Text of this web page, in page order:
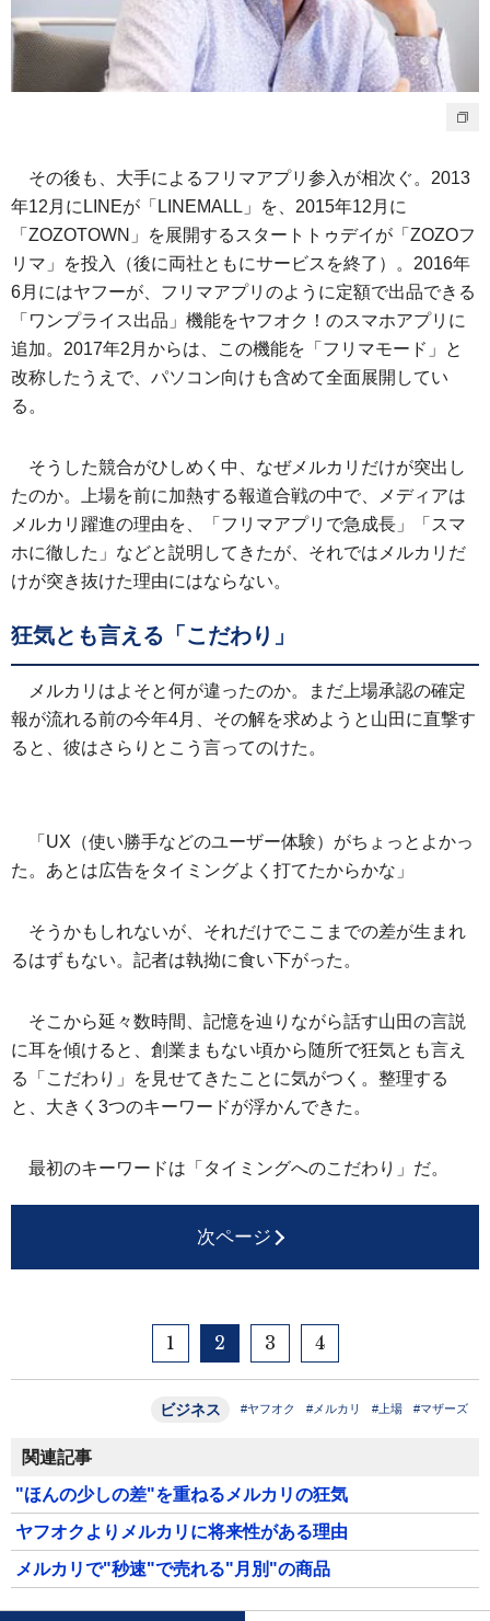
その後も、大手によるフリマアプリ参入が相次ぐ。2013
年12月にLINEが「LINEMALL」を、2015年12月に
「ZOZOTOWN」を展開するスタートトゥデイが「ZOZOフ
リマ」を投入（後に両社ともにサービスを終了）。2016年
6月にはヤフーが、フリマアプリのように定額で出品できる
「ワンプライス出品」機能をヤフオク！のスマホアプリに
追加。2017年2月からは、この機能を「フリマモード」と
改称したうえで、パソコン向けも含めて全面展開してい
る。
そうした競合がひしめく中、なぜメルカリだけが突出し
たのか。上場を前に加熱する報道合戦の中で、メディアは
メルカリ躍進の理由を、「フリマアプリで急成長」「スマ
ホに徹した」などと説明してきたが、それではメルカリだ
けが突き抜けた理由にはならない。
狂気とも言える「こだわり」
メルカリはよそと何が違ったのか。まだ上場承認の確定
報が流れる前の今年4月、その解を求めようと山田に直撃す
ると、彼はさらりとこう言ってのけた。
「UX（使い勝手などのユーザー体験）がちょっとよかっ
た。あとは広告をタイミングよく打てたからかな」
そうかもしれないが、それだけでここまでの差が生まれ
るはずもない。記者は執拗に食い下がった。
そこから延々数時間、記憶を辿りながら話す山田の言説
に耳を傾けると、創業まもない頃から随所で狂気とも言え
る「こだわり」を見せてきたことに気がつく。整理する
と、大きく3つのキーワードが浮かんできた。
最初のキーワードは「タイミングへのこだわり」だ。
次ページ
1 2 3 4
ビジネス #ヤフオク #メルカリ #上場 #マザーズ
関連記事
"ほんの少しの差"を重ねるメルカリの狂気
ヤフオクよりメルカリに将来性がある理由
メルカリで"秒速"で売れる"月別"の商品